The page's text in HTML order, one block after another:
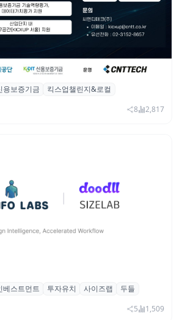
‘킥스업 챌린지&로컬’ 참
용보증기금
킥스업챌린지&로컬
8 2,817
디지인베스트먼트로부터 시
베스트먼트 투자유치 사이즈랩
두들
5 1,509